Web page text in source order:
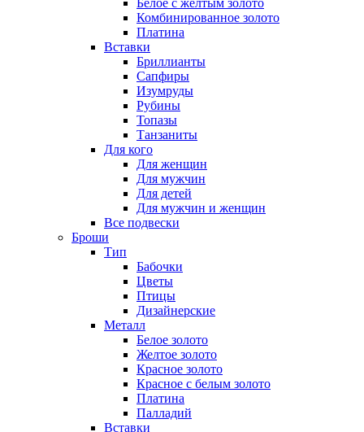
Белое с желтым золото
Комбинированное золото
Платина
Вставки
Бриллианты
Сапфиры
Изумруды
Рубины
Топазы
Танзаниты
Для кого
Для женщин
Для мужчин
Для детей
Для мужчин и женщин
Все подвески
Броши
Тип
Бабочки
Цветы
Птицы
Дизайнерские
Металл
Белое золото
Желтое золото
Красное золото
Красное с белым золото
Платина
Палладий
Вставки